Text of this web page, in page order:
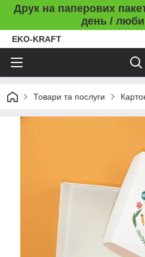
Друк на паперових
день /
EKO-KRAFT
Товари та послуги